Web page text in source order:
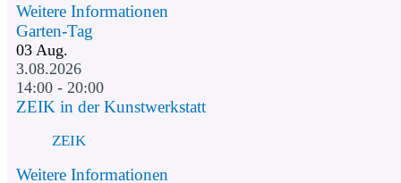
Weitere Informationen
Garten-Tag
03 Aug.
3.08.2026
14:00 - 20:00
ZEIK in der Kunstwerkstatt
ZEIK
Weitere Informationen